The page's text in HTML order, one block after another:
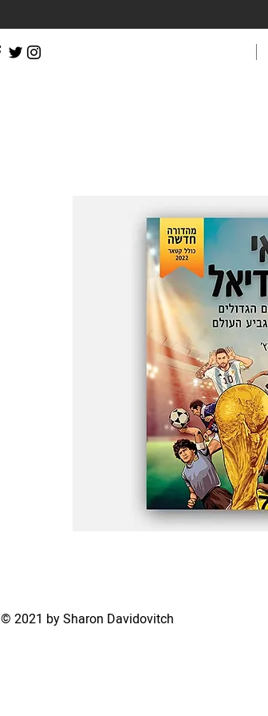
© 2021 by Sharon Davidovitch